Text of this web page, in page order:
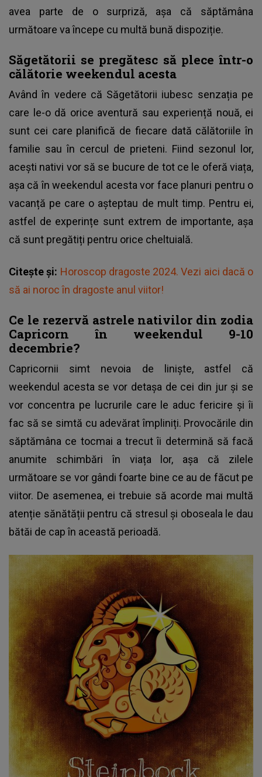
avea parte de o surpriză, așa că săptămâna
următoare va începe cu multă bună dispoziție.
Săgetătorii se pregătesc să plece într-o
călătorie weekendul acesta
Având în vedere că Săgetătorii iubesc senzația pe
care le-o dă orice aventură sau experiență nouă, ei
sunt cei care planifică de fiecare dată călătoriile în
familie sau în cercul de prieteni. Fiind sezonul lor,
acești nativi vor să se bucure de tot ce le oferă viața,
așa că în weekendul acesta vor face planuri pentru o
vacanță pe care o așteptau de mult timp. Pentru ei,
astfel de experințe sunt extrem de importante, așa
că sunt pregătiți pentru orice cheltuială.
Citește și: Horoscop dragoste 2024. Vezi aici dacă o
să ai noroc în dragoste anul viitor!
Ce le rezervă astrele nativilor din zodia
Capricorn în weekendul 9-10
decembrie?
Capricornii simt nevoia de liniște, astfel că
weekendul acesta se vor detașa de cei din jur și se
vor concentra pe lucrurile care le aduc fericire și îi
fac să se simtă cu adevărat împliniți. Provocările din
săptămâna ce tocmai a trecut îi determină să facă
anumite schimbări în viața lor, așa că zilele
următoare se vor gândi foarte bine ce au de făcut pe
viitor. De asemenea, ei trebuie să acorde mai multă
atenție sănătății pentru că stresul și oboseala le dau
bătăi de cap în această perioadă.